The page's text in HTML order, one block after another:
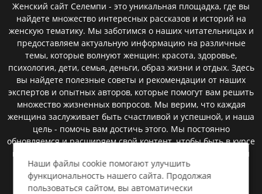
Женский сайт Селемпи - это уникальная площадка, где вы
найдете множество интересных рассказов и историй на
женскую тематику. Мы заботимся о наших читательницах и
предоставляем актуальную информацию на различные
темы, которые волнуют женщин: красота, здоровье,
психология, дети, семья, деньги, образ жизни и отдых. Здесь
вы найдете полезные советы и рекомендации от наших
экспертов и опытных авторов, которые помогут вам решить
множество жизненных вопросов. Мы верим, что каждая
женщина заслуживает быть счастливой и успешной, и наша
цель - помочь вам достичь этого. Мы постоянно
обновляемся и расширяем свой контент, чтобы быть в курсе
всех новостей и тенденций. Читайте нас, делитесь с нами
своими историями и впечатлениями, и будьте всегда в
курсе последних событий на нашем женском сайте.
Наши файлы cookie помогают улучшить
функциональность нашего сайта. Продолжая
пользоваться сайтом, вы автоматически